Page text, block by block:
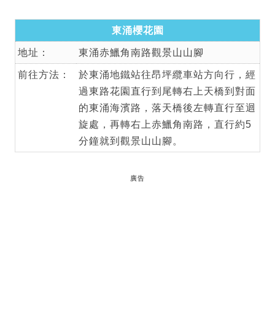
東涌櫻花園
地址： 東涌赤鱲角南路觀景山山腳
前往方法：
於東涌地鐵站往昂坪纜車站方向行，經
過東路花園直行到尾轉右上天橋到對面
的東涌海濱路，落天橋後左轉直行至迴
旋處，再轉右上赤鱲角南路，直行約5
分鐘就到觀景山山腳。
廣告